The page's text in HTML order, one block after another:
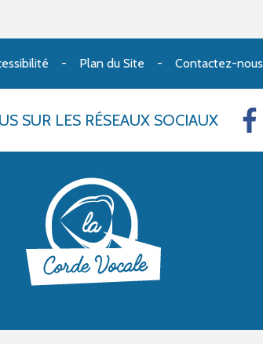
Plan du Site Contactez-nous
SUR LES RÉSEAUX SOCIAUX